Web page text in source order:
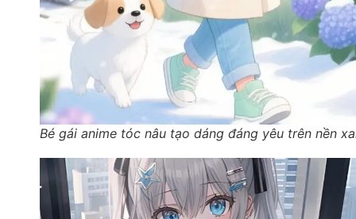
Bé gái anime tóc nâu tạo dáng đáng yêu trên nền